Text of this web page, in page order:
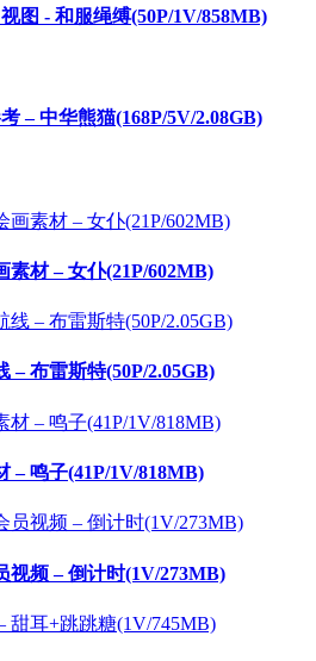
图 - 和服绳缚(50P/1V/858MB)
– 中华熊猫(168P/5V/2.08GB)
素材 – 女仆(21P/602MB)
– 布雷斯特(50P/2.05GB)
– 鸣子(41P/1V/818MB)
视频 – 倒计时(1V/273MB)